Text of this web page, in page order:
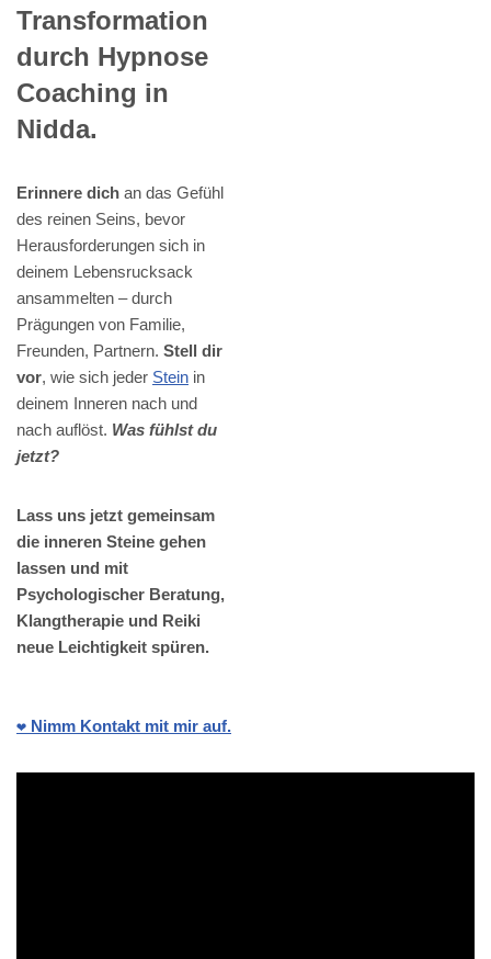
Transformation
durch Hypnose
Coaching in
Nidda.
Erinnere dich an das Gefühl
des reinen Seins, bevor
Herausforderungen sich in
deinem Lebensrucksack
ansammelten – durch
Prägungen von Familie,
Freunden, Partnern. Stell dir
vor, wie sich jeder Stein in
deinem Inneren nach und
nach auflöst. Was fühlst du
jetzt?
Lass uns jetzt gemeinsam
die inneren Steine gehen
lassen und mit
Psychologischer Beratung,
Klangtherapie und Reiki
neue Leichtigkeit spüren.
❤️ Nimm Kontakt mit mir auf.